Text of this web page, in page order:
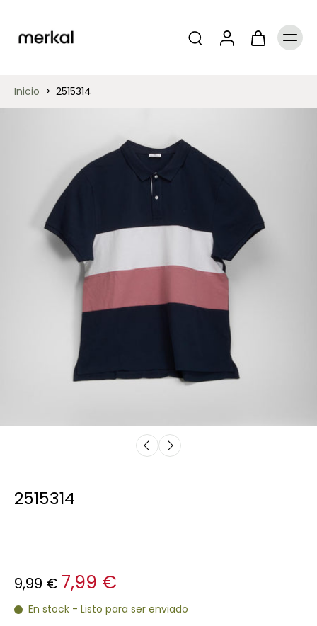
Inicio > 2515314
2515314
9,99 €7,99 €
En stock - Listo para ser enviado